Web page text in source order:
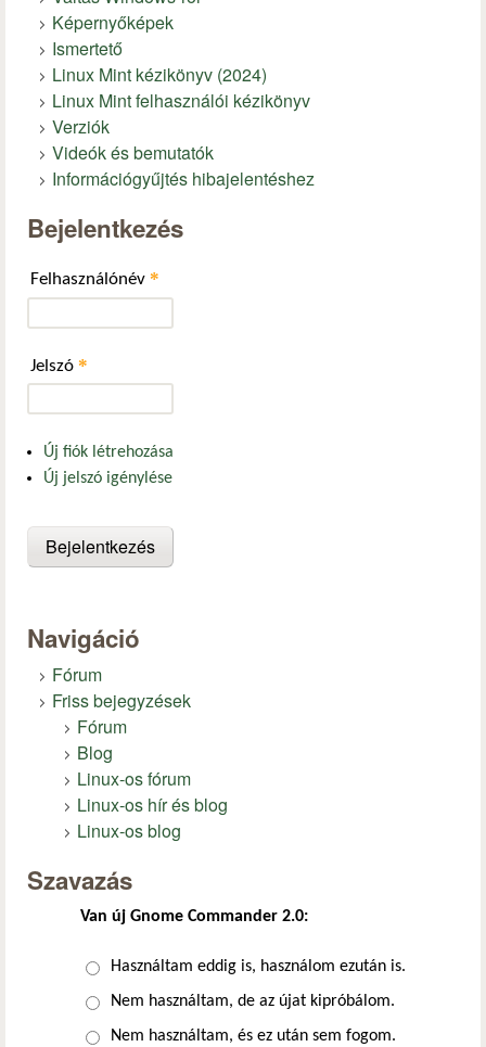
Képernyőképek
Ismertető
Linux Mint kézikönyv (2024)
Linux Mint felhasználói kézikönyv
Verziók
Videók és bemutatók
Információgyűjtés hibajelentéshez
Bejelentkezés
Felhasználónév *
Jelszó *
Új fiók létrehozása
Új jelszó igénylése
Navigáció
Fórum
Friss bejegyzések
Fórum
Blog
Linux-os fórum
Linux-os hír és blog
Linux-os blog
Szavazás
Van új Gnome Commander 2.0:
Választások
Használtam eddig is, használom ezután is.
Nem használtam, de az újat kipróbálom.
Nem használtam, és ez után sem fogom.